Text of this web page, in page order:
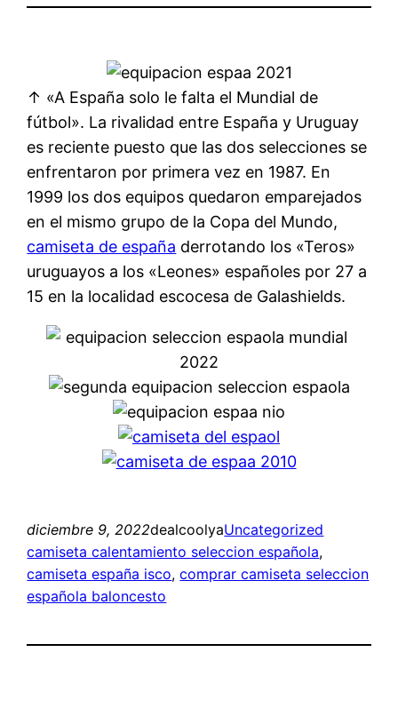
↑ «A España solo le falta el Mundial de
fútbol». La rivalidad entre España y Uruguay
es reciente puesto que las dos selecciones se
enfrentaron por primera vez en 1987. En
1999 los dos equipos quedaron emparejados
en el mismo grupo de la Copa del Mundo,
camiseta de españa derrotando los «Teros»
uruguayos a los «Leones» españoles por 27 a
15 en la localidad escocesa de Galashields.
diciembre 9, 2022dealcoolyaUncategorized
camiseta calentamiento seleccion española
camiseta españa isco, comprar camiseta seleccion
española baloncesto